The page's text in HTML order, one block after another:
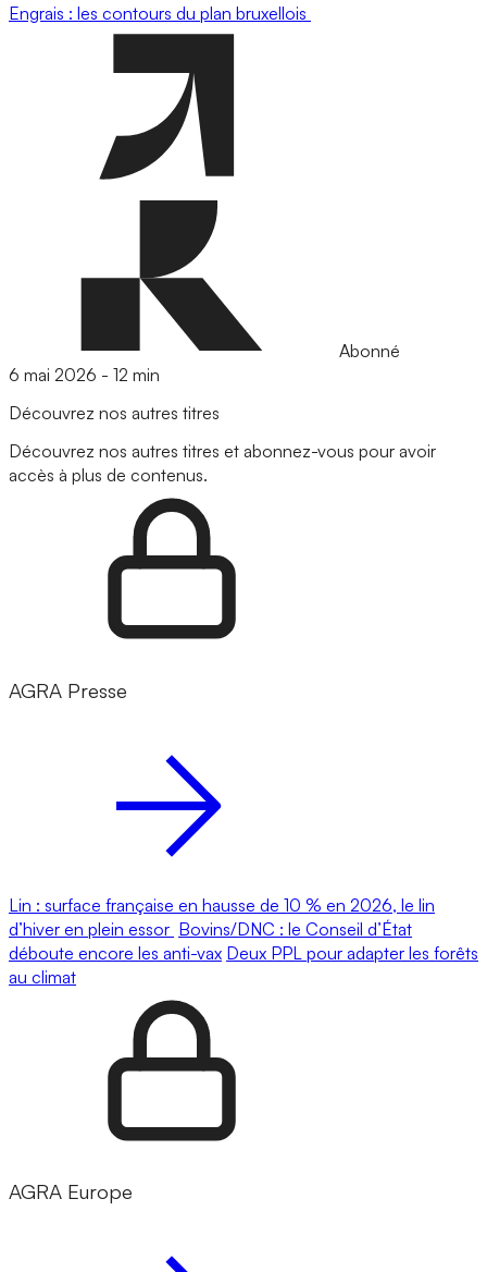
Engrais : les contours du plan bruxellois
Abonné
6 mai 2026 - 12 min
Découvrez nos autres titres
Découvrez nos autres titres et abonnez-vous pour avoir
accès à plus de contenus.
AGRA Presse
Lin : surface française en hausse de 10 % en 2026, le lin
d’hiver en plein essor Bovins/DNC : le Conseil d’État
déboute encore les anti-vax Deux PPL pour adapter les forêts
au climat
AGRA Europe